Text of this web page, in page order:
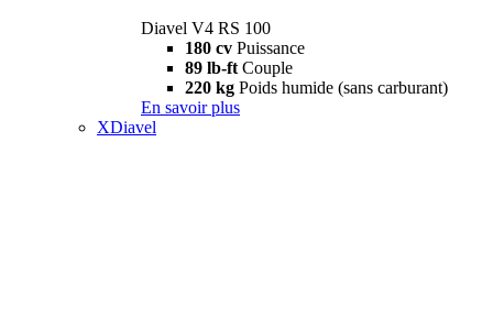
Diavel V4 RS 100
180 cv Puissance
89 lb-ft Couple
220 kg Poids humide (sans carburant)
En savoir plus
XDiavel